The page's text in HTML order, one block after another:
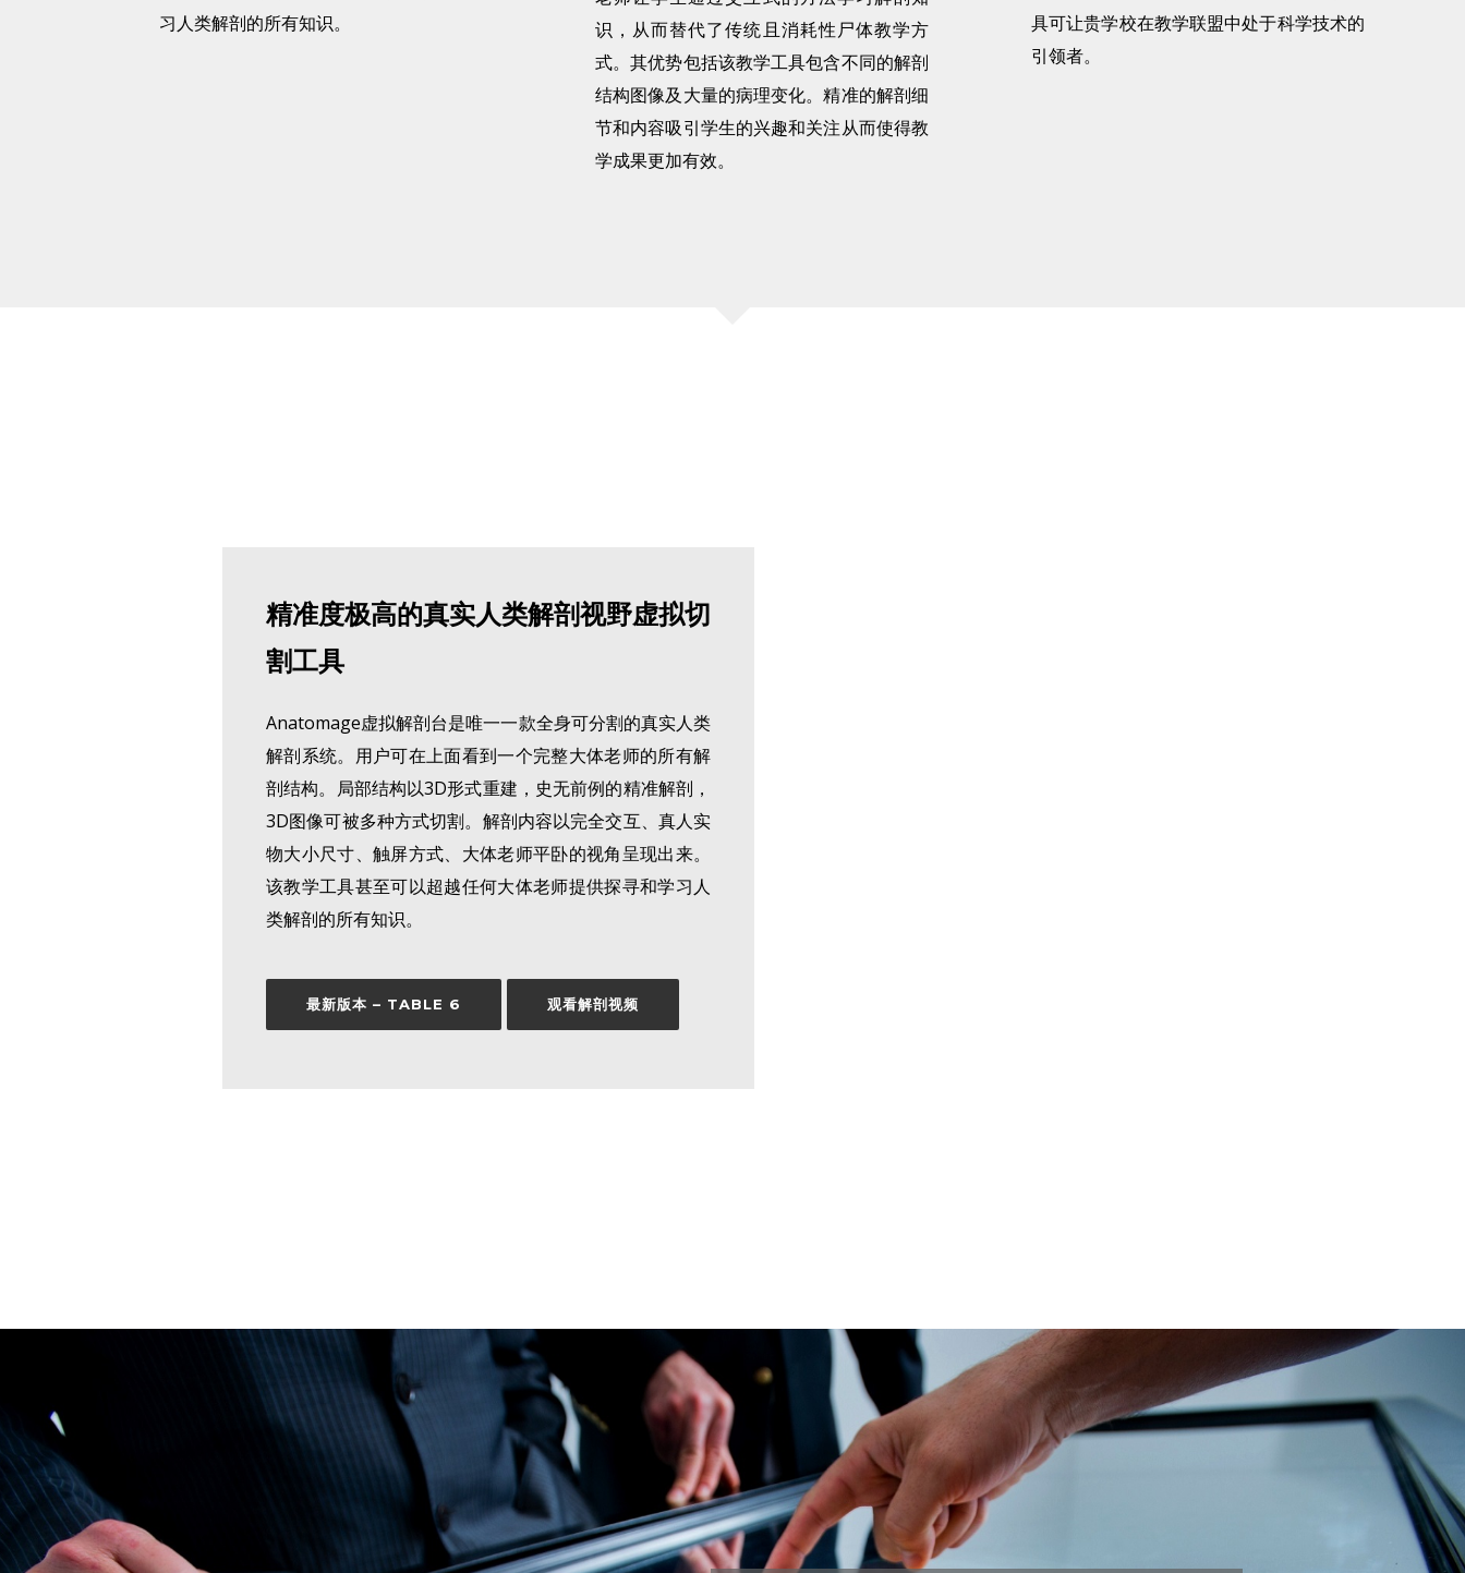
习人类解剖的所有知识。
识，从而替代了传统且消耗性尸体教学方
式。其优势包括该教学工具包含不同的解剖
结构图像及大量的病理变化。精准的解剖细
节和内容吸引学生的兴趣和关注从而使得教
学成果更加有效。
具可让贵学校在教学联盟中处于科学技术的
引领者。
精准度极高的真实人类解剖视野虚拟切
割工具
Anatomage虚拟解剖台是唯一一款全身可分割的真实人类
解剖系统。用户可在上面看到一个完整大体老师的所有解
剖结构。局部结构以3D形式重建，史无前例的精准解剖，
3D图像可被多种方式切割。解剖内容以完全交互、真人实
物大小尺寸、触屏方式、大体老师平卧的视角呈现出来。
该教学工具甚至可以超越任何大体老师提供探寻和学习人
类解剖的所有知识。
最新版本 – TABLE 6 观看解剖视频